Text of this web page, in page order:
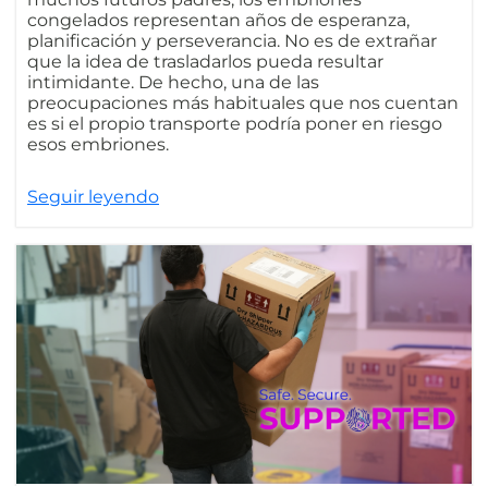
congelados representan años de esperanza,
planificación y perseverancia. No es de extrañar
que la idea de trasladarlos pueda resultar
intimidante. De hecho, una de las
preocupaciones más habituales que nos cuentan
es si el propio transporte podría poner en riesgo
esos embriones.
Seguir leyendo